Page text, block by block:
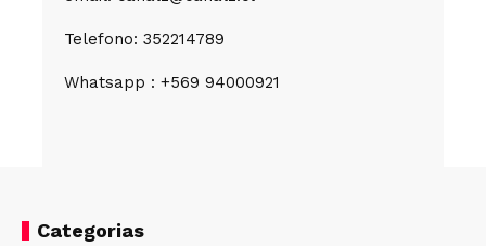
Telefono: 352214789
Whatsapp : +569 94000921
Categorias